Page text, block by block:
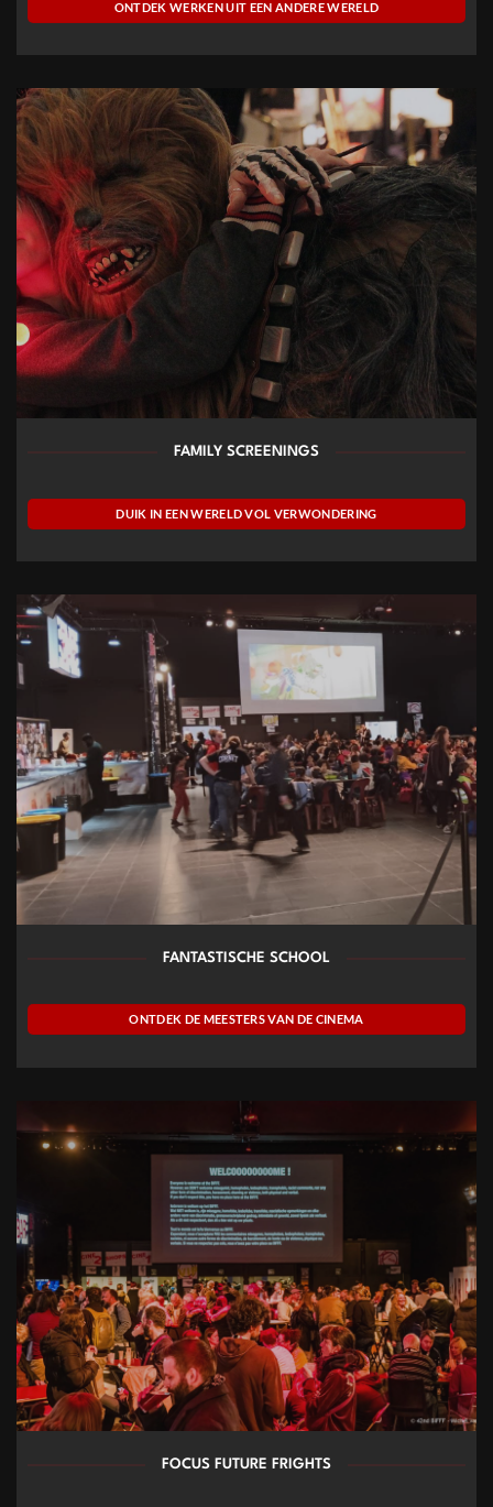
ONTDEK WERKEN UIT EEN ANDERE WERELD
FAMILY SCREENINGS
DUIK IN EEN WERELD VOL VERWONDERING
FANTASTISCHE SCHOOL
ONTDEK DE MEESTERS VAN DE CINEMA
FOCUS FUTURE FRIGHTS